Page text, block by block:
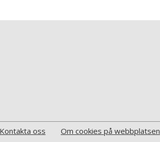
Kontakta oss Om cookies på webbplatsen